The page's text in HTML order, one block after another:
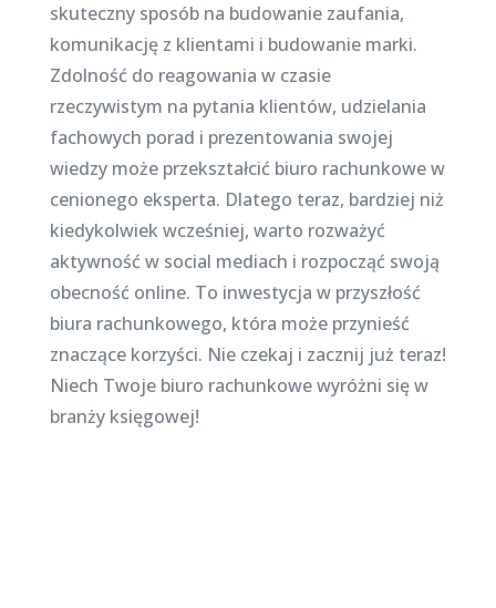
skuteczny sposób na budowanie zaufania,
komunikację z klientami i budowanie marki.
Zdolność do reagowania w czasie
rzeczywistym na pytania klientów, udzielania
fachowych porad i prezentowania swojej
wiedzy może przekształcić biuro rachunkowe w
cenionego eksperta. Dlatego teraz, bardziej niż
kiedykolwiek wcześniej, warto rozważyć
aktywność w social mediach i rozpocząć swoją
obecność online. To inwestycja w przyszłość
biura rachunkowego, która może przynieść
znaczące korzyści. Nie czekaj i zacznij już teraz!
Niech Twoje biuro rachunkowe wyróżni się w
branży księgowej!